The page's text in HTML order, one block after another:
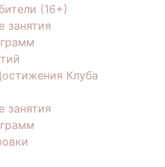
(16+)
занятия
Клуба
занятия